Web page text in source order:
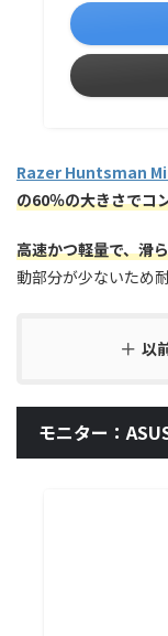
Razer Huntsman
の60％の大きさでコ
高速かつ軽量で、滑
動部分が少ないため
以
モニター：